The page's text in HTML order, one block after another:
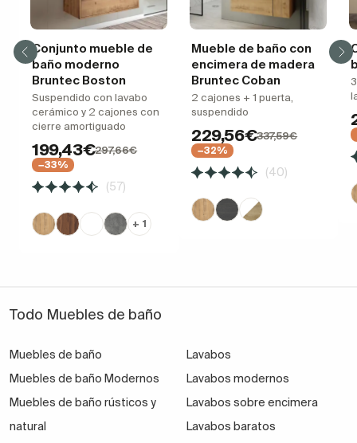
Conjunto mueble de
baño moderno
Bruntec Boston
Suspendido con lavabo
cerámico y 2 cajones con
cierre amortiguado
199,43€297,66€
−33%
(57)
+ 1
Mueble de baño con
encimera de madera
Bruntec Coban
2 cajones + 1 puerta,
suspendido
229,56€337,59€
−32%
(40)
Todo Muebles de baño
Muebles de baño
Muebles de baño Modernos
Muebles de baño rústicos y
natural
Lavabos
Lavabos modernos
Lavabos sobre encimera
Lavabos baratos